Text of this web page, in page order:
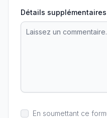
Détails supplémentaires
En soumettant ce